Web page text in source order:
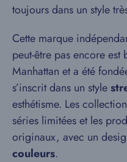
toujours dans un style
Cette marque
peut-être pas encore
Manhattan et a été
s’inscrit dans un style
esthétisme. Les
séries limitées et les
originaux, avec un
couleurs.